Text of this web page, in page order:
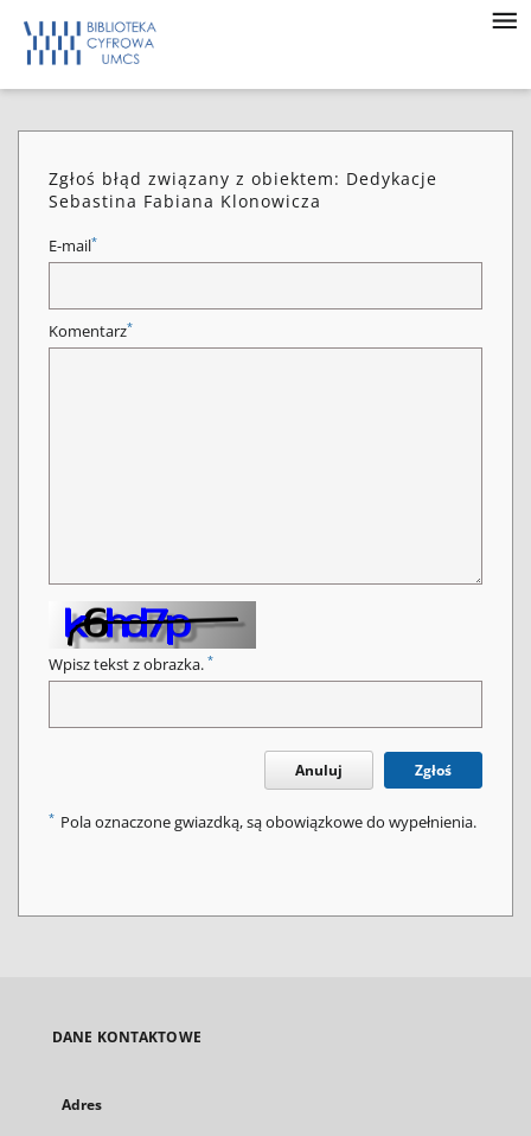
Zgłoś błąd związany z obiektem: Dedykacje
Sebastina Fabiana Klonowicza
E-mail*
Komentarz*
Wpisz tekst z obrazka. *
Anuluj Zgłoś
* Pola oznaczone gwiazdką, są obowiązkowe do wypełnienia.
DANE KONTAKTOWE
Adres